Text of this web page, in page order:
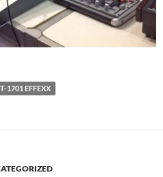
1701 EFFEXX